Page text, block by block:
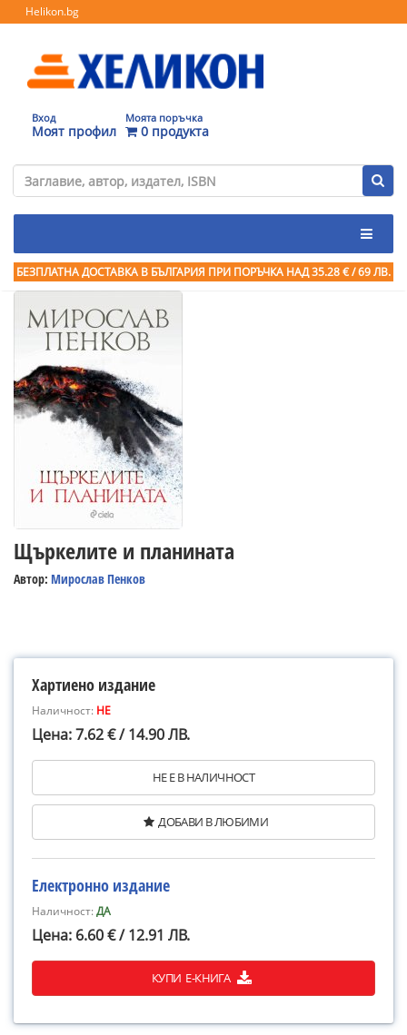
Helikon.bg
Вход
Моят профил
Моята поръчка
0 продукта
БЕЗПЛАТНА ДОСТАВКА В БЪЛГАРИЯ ПРИ ПОРЪЧКА НАД 35.28 € / 69 ЛВ.
Щъркелите и планината
Автор: Мирослав Пенков
Хартиено издание
Наличност: НЕ
Цена: 7.62 € / 14.90 ЛВ.
НЕ Е В НАЛИЧНОСТ
ДОБАВИ В ЛЮБИМИ
Електронно издание
Наличност:ДА
Цена: 6.60 € / 12.91 ЛВ.
КУПИ Е-КНИГА